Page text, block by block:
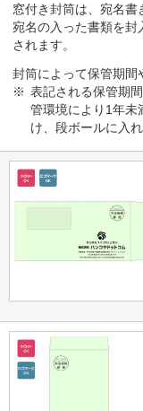
窓付き封筒は、宛名書
宛名の入った書類を封
されます。
封筒によって保管期間
表記される保管期
管環境により1年未
け、段ボールに入